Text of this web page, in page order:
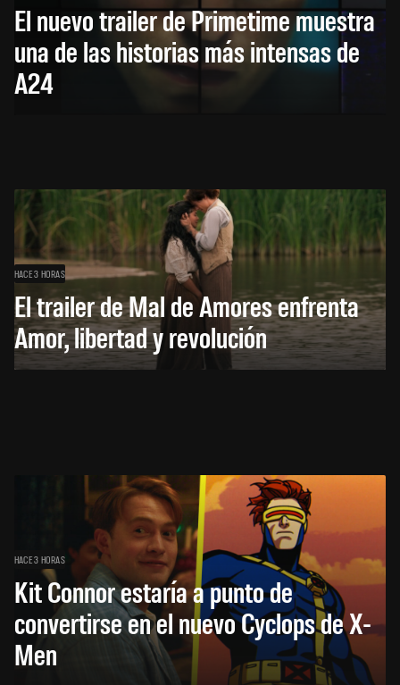
El nuevo trailer de Primetime muestra
una de las historias más intensas de
A24
HACE 3 HORAS
El trailer de Mal de Amores enfrenta
Amor, libertad y revolución
HACE 3 HORAS
Kit Connor estaría a punto de
convertirse en el nuevo Cyclops de X-
Men